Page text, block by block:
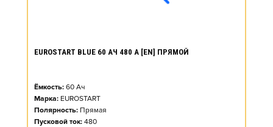
EUROSTART BLUE 60 АЧ 480 А [EN] ПРЯМОЙ
Ёмкость: 60 Ач
Марка: EUROSTART
Полярность: Прямая
Пусковой ток: 480